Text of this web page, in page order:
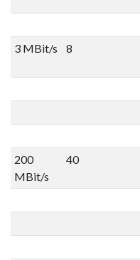
3 MBit/s 8
200
MBit/s
40